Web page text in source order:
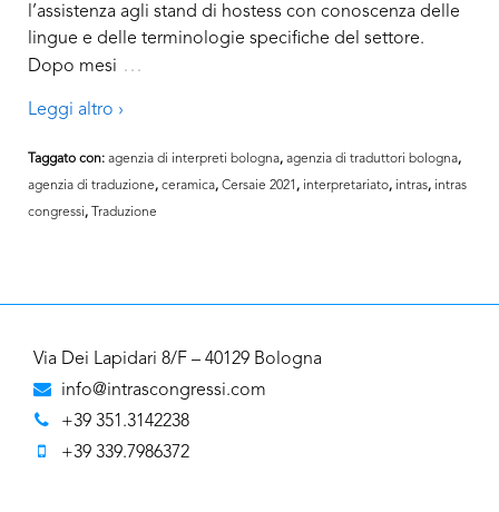
l’assistenza agli stand di hostess con conoscenza delle
lingue e delle terminologie specifiche del settore.
Dopo mesi …
Leggi altro ›
Taggato con: agenzia di interpreti bologna, agenzia di traduttori bologna,
agenzia di traduzione, ceramica, Cersaie 2021 , interpretariato, intras, intras
congressi, Traduzione
Via Dei Lapidari 8/F – 40129 Bologna
info@intrascongressi.com
+39 351.3142238
+39 339.7986372